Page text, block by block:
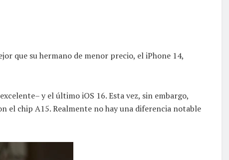
que su hermano de menor precio, el iPhone 14,
y el último iOS 16. Esta vez, sin embargo,
el chip A15. Realmente no hay una diferencia notable